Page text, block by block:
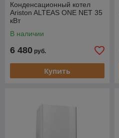
Конденсационный котел
Ariston ALTEAS ONE NET 35
кВт
В наличии
6 480 руб.
Купить